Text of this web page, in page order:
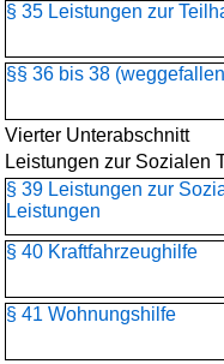
§ 35 Leistungen zur
§§ 36 bis 38
Vierter Unterabschnitt
Leistungen zur Sozialen
§ 39 Leistungen zur
Leistungen
§ 40 Kraftfahrzeughilfe
§ 41 Wohnungshilfe